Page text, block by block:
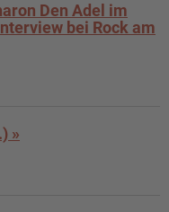
Den Adel im
bei Rock am
»